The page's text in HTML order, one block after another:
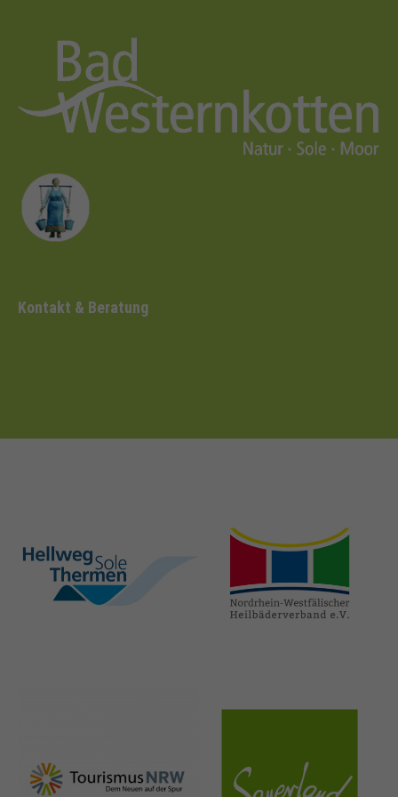
Kontakt & Beratung
hellweg-sole-
thermen.de
heilbaeder.de
nrw-
tourismus.de
sauerland.co
m